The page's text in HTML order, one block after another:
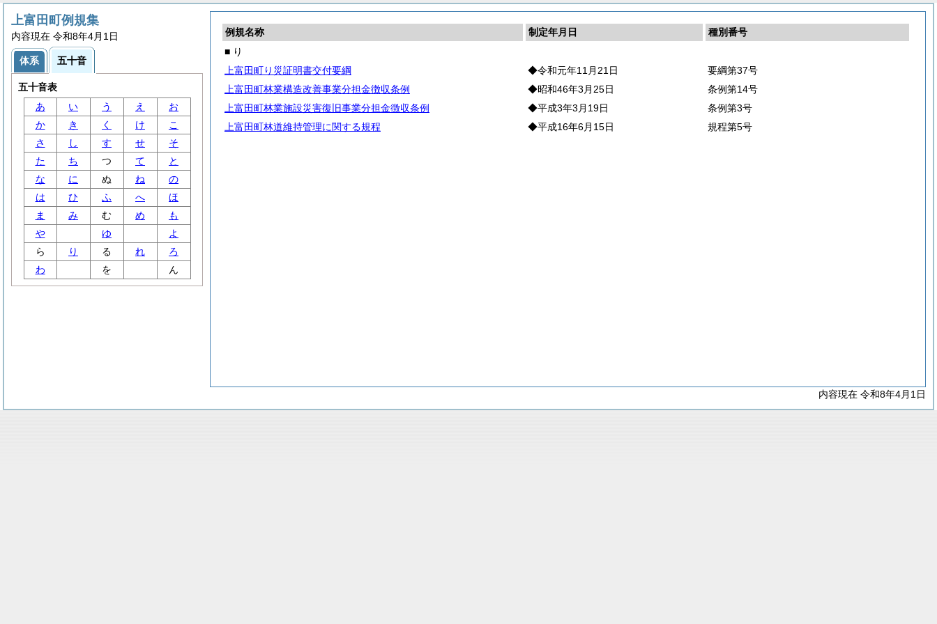
例規名称 制定年月日
種別番号
■ り
上富田町り災証明書交付要綱
◆令和元年11月21日
要綱第37号
上富田町林業構造改善事業分担金徴収条例
◆昭和46年3月25日
条例第14号
上富田町林業施設災害復旧事業分担金徴収条例
◆平成3年3月19日
条例第3号
上富田町林道維持管理に関する規程
◆平成16年6月15日 規程第5号
内容現在 令和8年4月1日
上富田町例規集
内容現在 令和8年4月1日
体系 五十音
五十音表
あ
い う え
お
か
き く け
こ
さ
し す せ
そ
た
ち つ て
と
な
に ぬ ね
の
は
ひ ふ へ
ほ
ま
み む め
も
や
ゆ
よ
ら
り る れ
ろ
わ
を ん